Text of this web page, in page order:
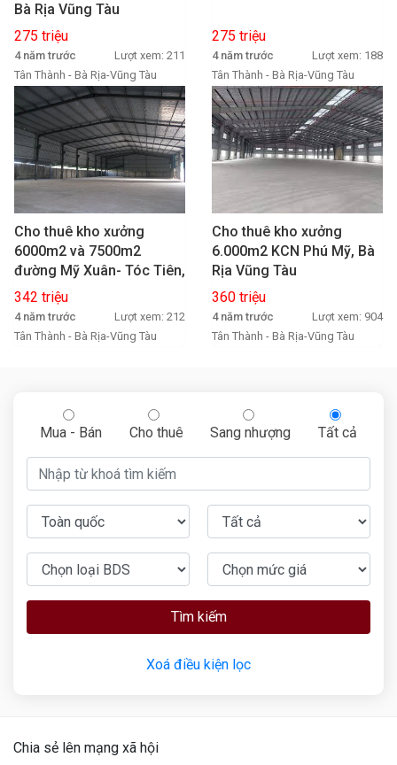
Bà Rịa Vũng Tàu
275 triệu
4 năm trước
Lượt xem: 211
Tân Thành - Bà Rịa-Vũng Tàu
275 triệu
4 năm trước
Lượt xem: 188
Tân Thành - Bà Rịa-Vũng Tàu
Cho thuê kho xưởng
6000m2 và 7500m2
đường Mỹ Xuân- Tóc Tiên,
Tân Thành, Bà Rịa Vũng
Tàu
342 triệu
4 năm trước
Lượt xem: 212
Tân Thành - Bà Rịa-Vũng Tàu
Cho thuê kho xưởng
6.000m2 KCN Phú Mỹ, Bà
Rịa Vũng Tàu
360 triệu
4 năm trước
Lượt xem: 904
Tân Thành - Bà Rịa-Vũng Tàu
Mua - Bán Cho thuê Sang nhượng Tất cả
Tìm kiếm
Xoá điều kiện lọc
Chia sẻ lên mạng xã hội